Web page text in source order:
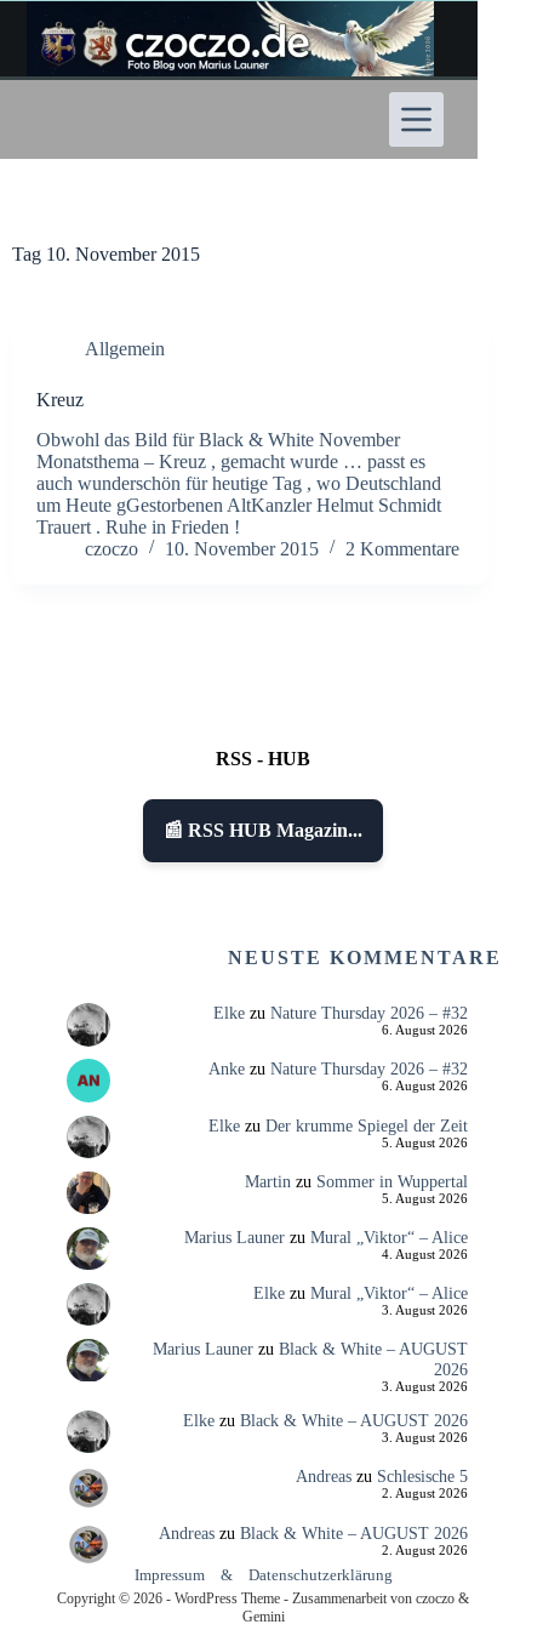
Inhalt
springen
Tag 10. November 2015
Allgemein
Kreuz
Obwohl das Bild für Black & White November
Monatsthema – Kreuz , gemacht wurde … passt es
auch wunderschön für heutige Tag , wo Deutschland
um Heute gGestorbenen AltKanzler Helmut Schmidt
Trauert . Ruhe in Frieden !
czoczo
10. November 2015 2 Kommentare
RSS - HUB
📰 RSS HUB Magazin...
NEUSTE KOMMENTARE
Elkezu Nature Thursday 2026 – #32
6. August 2026
Ankezu Nature Thursday 2026 – #32
6. August 2026
Elkezu Der krumme Spiegel der Zeit
5. August 2026
Martin zu Sommer in Wuppertal
5. August 2026
Marius Launerzu Mural „Viktor“ – Alice
4. August 2026
Elkezu Mural „Viktor“ – Alice
3. August 2026
Marius Launerzu Black & White – AUGUST
2026
3. August 2026
Elkezu Black & White – AUGUST 2026
3. August 2026
Andreaszu Schlesische 5
2. August 2026
Andreaszu Black & White – AUGUST 2026
2. August 2026
Impressum & Datenschutzerklärung
Copyright © 2026 - WordPress Theme - Zusammenarbeit von czoczo &
Gemini